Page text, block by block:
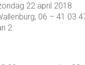
22 april 2018
06 – 41 03
2.